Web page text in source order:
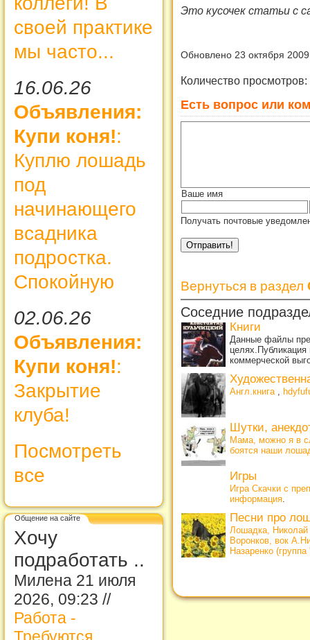
своей практике
мы часто...
16.06.26
Объявления:
Купи коня!:
Куплю лошадь
под
начинающего
всадника
подростка.
Спокойную
02.06.26
Объявления:
Купи коня!:
Закрытие
клуба!
Посмотреть
все
Общение на сайте
Хочу
подработать ..
Милена 21 июля
2026, 09:23 //
Работа -
Это кусочек статьи с
Обновлено 23 октября 2009
Количество просмотров:
Есть вопрос или
Ваше имя
Получать почтовые
Вернуться в раздел
Соседние
Книги
Данные файлы
целях.Публикация
коммерческой
Англ.книга ,
Шутки,
Мама, можно я в
боятся наши
Игры
Игра Скачки с
информация.
Песни про
Лошадка, Николай
Воронков, вок
Назаренко